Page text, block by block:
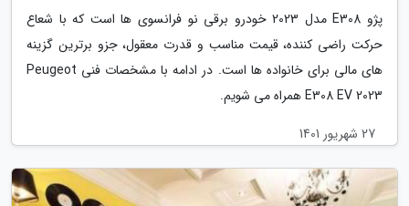
پژو E308 مدل 2023 خودرو برقی نو فرانسوی ها است که با شعاع
حرکت راضی کننده، قیمت مناسب و قدرت معقول، جزو برترین گزینه
های مالی برای خانواده ها است. در ادامه با مشخصات فنی Peugeot
E308 EV 2023 همراه می شویم.
27 شهریور 1401